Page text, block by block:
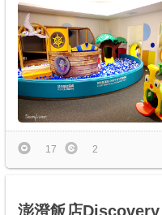
17 2
澎澄飯店Discovery